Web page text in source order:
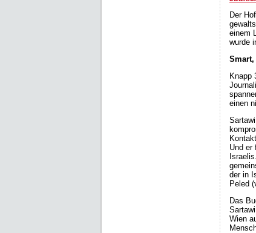
Der
einem
wurde
Knapp
einen
Und er
der in
Peled
Das
Wien